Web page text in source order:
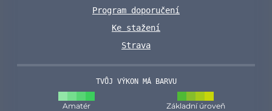
Program doporučení
Ke stažení
Strava
TVŮJ VÝKON MÁ BARVU
Amatér Základní úroveň